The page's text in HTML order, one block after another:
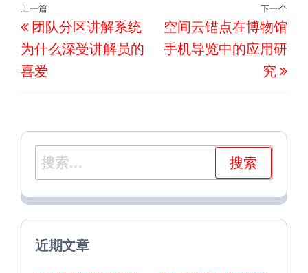
文
章
导
航
上
一
篇
文
上一篇
团队分区讲解系统
为什么深受讲解员的
喜爱
下
下一个
空间云锚点在博物馆
手机导览中的应用研
究
搜
索：
近期文章